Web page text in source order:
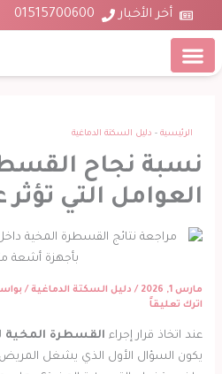
تخطي
إلى
المحتوى
أخر الأخبار 01515700600
الرئيسية - دليل السكتة الدماغية
نسبة نجاح
العوامل التي تؤثر
مارس 1, 2026 / دليل السكتة الدماغية /
اترك تعليقاً
عند اتخاذ قرار إجراء القسطرة المخية
يكون السؤال الأول الذي يشغل